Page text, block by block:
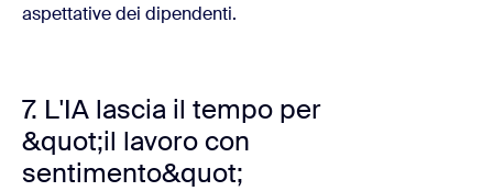
aspettative dei dipendenti.
7. L'IA lascia il tempo per
&quot;il lavoro con
sentimento&quot;